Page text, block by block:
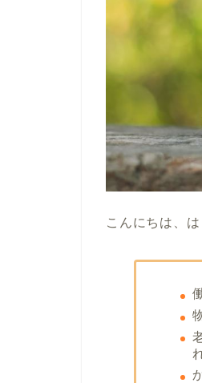
こんにちは、は